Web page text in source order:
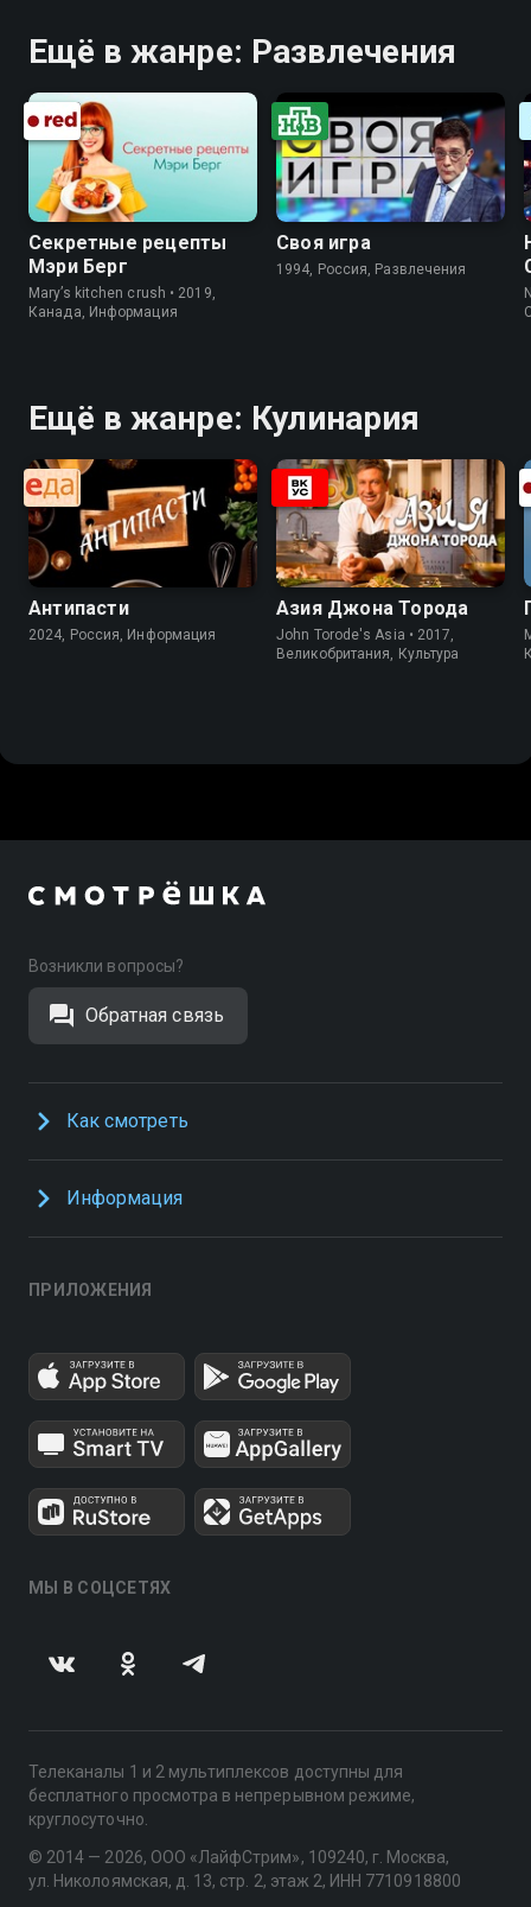
Ещё в жанре: Развлечения
Секретные рецепты
Мэри Берг
Mary’s kitchen crush • 2019,
Канада, Информация
Своя игра
1994, Россия, Развлечения
Ещё в жанре: Кулинария
Антипасти
2024, Россия, Информация
Азия Джона Торода
John Torode's Asia • 2017,
Великобритания, Культура
Возникли вопросы?
Обратная связь
Как смотреть
Информация
ПРИЛОЖЕНИЯ
МЫ В СОЦСЕТЯХ
Телеканалы 1 и 2 мультиплексов доступны для
бесплатного просмотра в непрерывном режиме,
круглосуточно.
© 2014 — 2026, ООО «ЛайфСтрим», 109240, г. Москва,
ул. Николоямская, д. 13, стр. 2, этаж 2, ИНН 7710918800